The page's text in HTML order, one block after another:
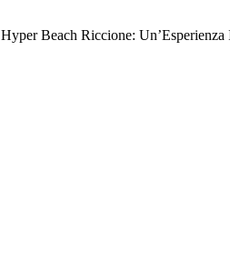
Hyper Beach Riccione: